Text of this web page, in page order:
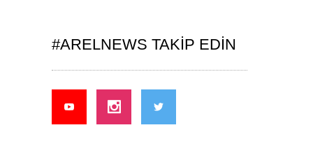
#ARELNEWS TAKIP EDIN